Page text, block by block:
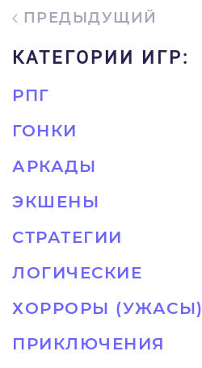
ПРЕДЫДУЩИЙ
КАТЕГОРИИ ИГР:
РПГ
ГОНКИ
АРКАДЫ
ЭКШЕНЫ
СТРАТЕГИИ
ЛОГИЧЕСКИЕ
ХОРРОРЫ (УЖАСЫ)
ПРИКЛЮЧЕНИЯ